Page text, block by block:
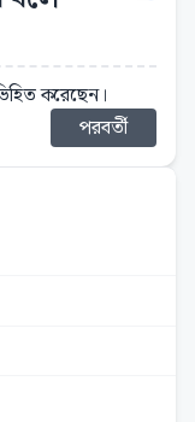
করেছেন।
পরবর্তী